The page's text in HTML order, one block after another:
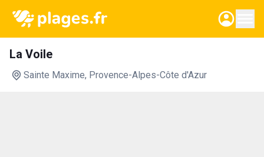
La Voile
Sainte Maxime, Provence-Alpes-Côte d'Azur